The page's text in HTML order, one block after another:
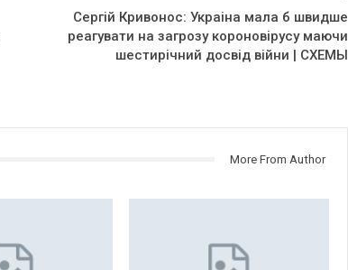
Сергій Кривонос: Украіна мала б швидше
реагувати на загрозу короновірусу маючи
шестирічний досвід війни | СХЕМЫ
More From Author